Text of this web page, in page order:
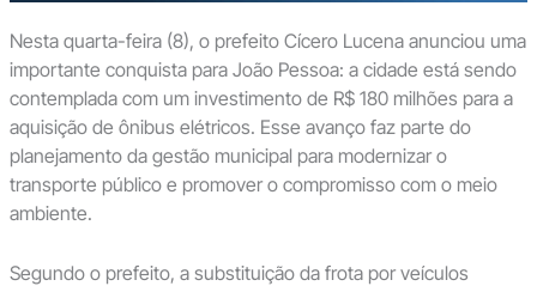
Nesta quarta-feira (8), o prefeito Cícero Lucena anunciou uma
importante conquista para João Pessoa: a cidade está sendo
contemplada com um investimento de R$ 180 milhões para a
aquisição de ônibus elétricos. Esse avanço faz parte do
planejamento da gestão municipal para modernizar o
transporte público e promover o compromisso com o meio
ambiente.
Segundo o prefeito, a substituição da frota por veículos